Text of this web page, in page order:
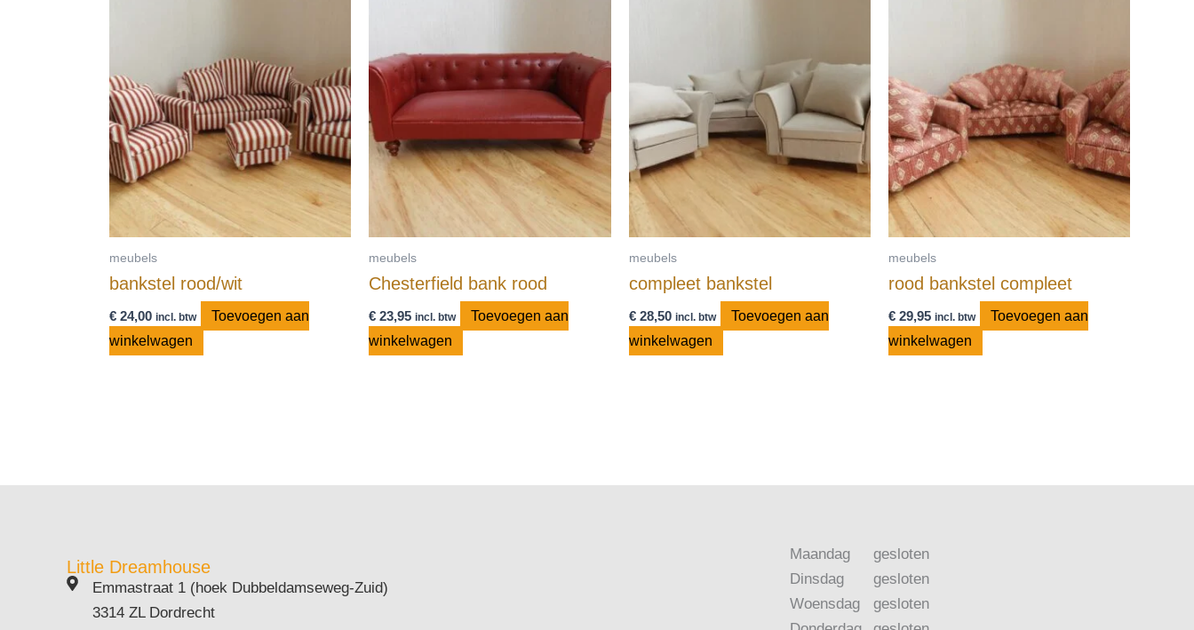
meubels
bankstel rood/wit
€ 24,00 incl. btw
Toevoegen aan
winkelwagen
meubels
Chesterfield bank rood
€ 23,95 incl. btw
Toevoegen aan
winkelwagen
meubels
compleet bankstel
€28,50 incl. btw
Toevoegen aan
winkelwagen
meubels
rood bankstel compleet
€29,95 incl. btw
Toevoegen aan
winkelwagen
Little Dreamhouse
Emmastraat 1 (hoek Dubbeldamseweg-Zuid)
3314 ZL Dordrecht
Maandag
Dinsdag
Woensdag
gesloten
gesloten
gesloten